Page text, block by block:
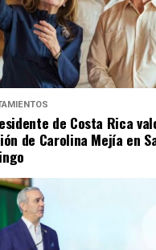
de Costa Rica
de Carolina Mejía en